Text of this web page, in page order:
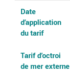
Date
d’application
du tarif
Tarif d’octroi
de mer externe